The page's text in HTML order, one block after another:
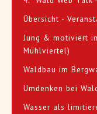
Übersicht -
Jung & motiviert
Mühlviertel)
Waldbau im
Umdenken bei
Wasser als